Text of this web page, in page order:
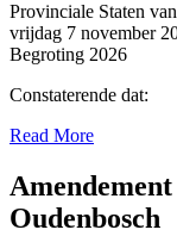
Provinciale Staten
vrijdag 7 november
Begroting 2026
Constaterende dat:
Read More
Oudenbosch